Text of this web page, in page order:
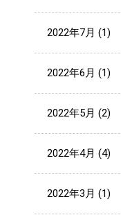
2022年7月 (1)
2022年6月 (1)
2022年5月 (2)
2022年4月 (4)
2022年3月 (1)